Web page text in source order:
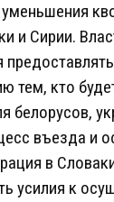
и Сирии.
тем, кто
белорусов,
въезда и
в
усилия к